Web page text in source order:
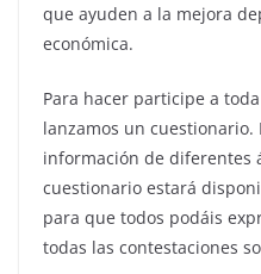
que ayuden a la mejora
económica.
Para hacer participe a
lanzamos un cuestionario.
información de diferentes
cuestionario estará
para que todos podáis
todas las contestaciones